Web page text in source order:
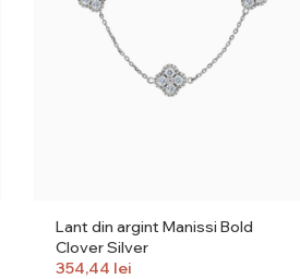
Lant din argint Manissi Bold
Clover Silver
354,44 lei